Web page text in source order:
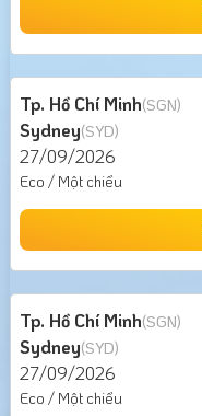
Tp. Hồ Chí Minh(SGN)
Sydney(SYD)
27/09/2026
Eco / Một chiều
Tp. Hồ Chí Minh(SGN)
Sydney(SYD)
27/09/2026
Eco / Một chiều